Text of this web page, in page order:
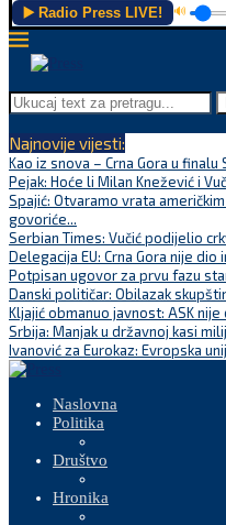
▶️ Radio Press LIVE! 🔊
Najnovije vijesti:
Kao iz snova – Crna Gora u
Pejak: Hoće li Milan Knežević i
Spajić: Otvaramo vrata
govoriće...
Serbian Times: Vučić podijelio
Delegacija EU: Crna Gora nije
Potpisan ugovor za prvu fazu
Danski političar: Obilazak
Kljajić obmanuo javnost: ASK
Srbija: Manjak u državnoj kasi
Ivanović za Eurokaz: Evropska
Naslovna
Politika
Društvo
Hronika